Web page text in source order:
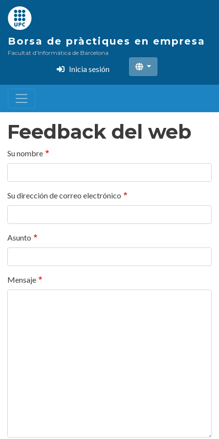
principal
Borsa de pràctiques en empresa
Facultat d'Informàtica de Barcelona
Inicia sesión
Feedback del web
Su nombre
Su dirección de correo electrónico
Asunto
Mensaje